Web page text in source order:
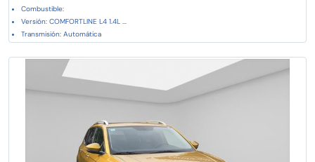
Combustible:
Versión: COMFORTLINE L4 1.4L ...
Transmisión: Automática